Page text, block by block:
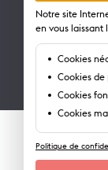
+41 21 613
Où
Notre site
en vous
Cookies
Cookies
Cookies
Cookies
Politique de